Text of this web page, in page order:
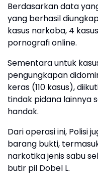
Berdasarkan data
yang berhasil
kasus narkoba, 4
pornografi online.
Sementara untuk
pengungkapan
keras (110 kasus),
tindak pidana lainnya
handak.
Dari operasi ini, Polisi
barang bukti,
narkotika jenis sabu
butir pil Dobel L.